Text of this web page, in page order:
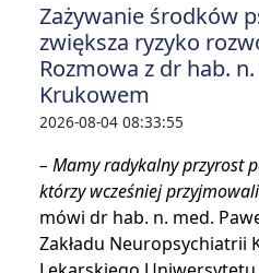
Zażywanie środków
zwiększa ryzyko
Rozmowa z dr hab.
Krukowem
2026-08-04 08:33:55
– Mamy radykalny przyrost
którzy wcześniej
mówi dr hab. n. med.
Zakładu Neuropsychiatrii